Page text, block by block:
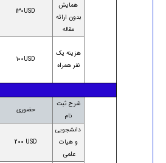
همایش
بدون ارائه
مقاله
130USD
هزینه یک
نفر همراه
100USD
شرح ثبت
نام
حضوری
دانشجویی
و هیات
علمی
200 USD